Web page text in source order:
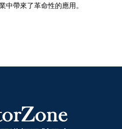
中帶來了革命性的應用。